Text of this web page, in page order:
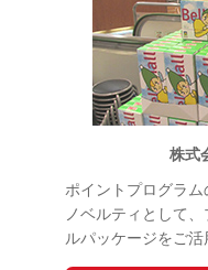
株式
ポイントプログラ
ノベルティとして
ルパッケージをご活